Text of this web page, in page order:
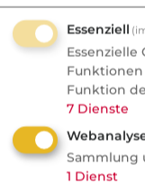
Sorgen
Die
einem
die
AAA höchste
bescheinigen.
Essenziell
Funktion
7 Dienste
Sammlung
1 Dienst